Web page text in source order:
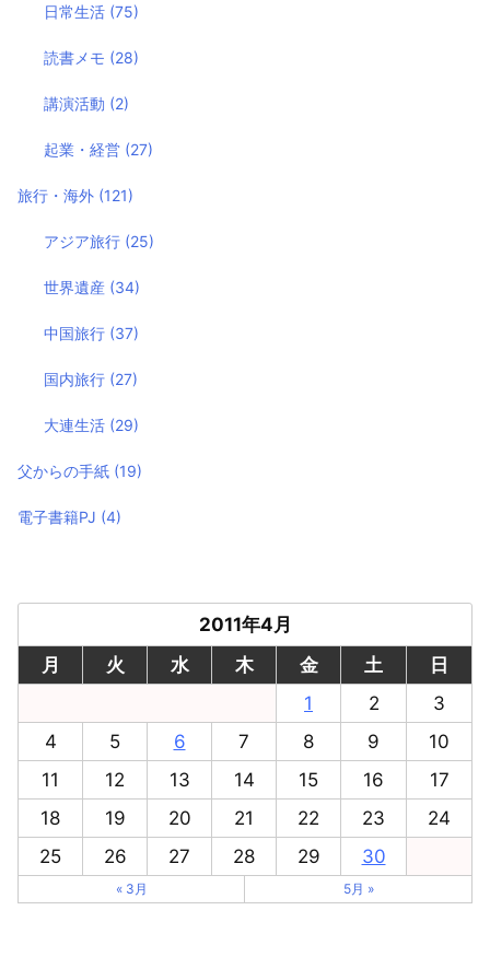
日常生活 (75)
読書メモ (28)
講演活動 (2)
起業・経営 (27)
旅行・海外 (121)
アジア旅行 (25)
世界遺産 (34)
中国旅行 (37)
国内旅行 (27)
大連生活 (29)
父からの手紙 (19)
電子書籍PJ (4)
2011年4月
月
火 水 木 金 土
日
1
2
3
4
5 6 7 8 9
10
11
12 13 14 15 16
17
18
19 20 21 22 23
24
25
26 27 28 29 30
« 3月 5月 »